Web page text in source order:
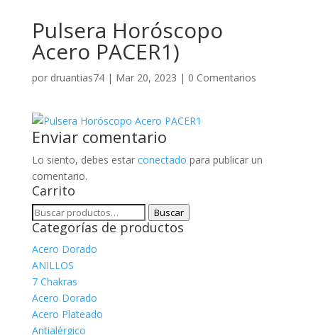
Pulsera Horóscopo
Acero PACER1)
por druantias74| Mar 20, 2023 | 0 Comentarios
Enviar comentario
Lo siento, debes estar conectado para publicar un
comentario.
Carrito
Buscar
por:
Buscar
Categorías de productos
Acero Dorado
ANILLOS
7 Chakras
Acero Dorado
Acero Plateado
Antialérgico